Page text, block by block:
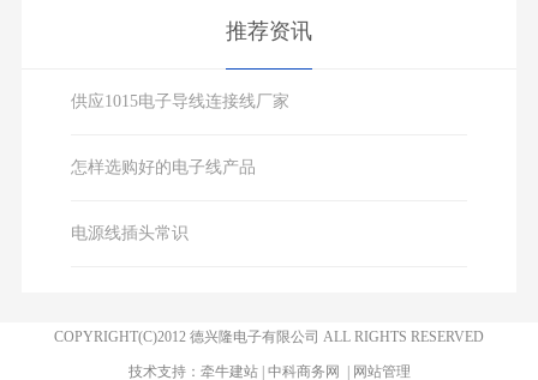
推荐资讯
供应1015电子导线连接线厂家
怎样选购好的电子线产品
电源线插头常识
COPYRIGHT(C)2012 德兴隆电子有限公司 ALL RIGHTS RESERVED
技术支持： 牵牛建站| 中科商务网 | 网站管理